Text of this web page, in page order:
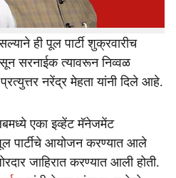
पाण्याची उधळपट्टी करणाऱ्या
असे आदेश सरनाईक यांनी दिले
ही पूल पार्टी शुक्रवारीच
सरनाईक त्यावरून निव्वळ
नरेंद्र मेहता यांनी दिले आहे.
एका इव्हेंट मॅनेजमेंट
पार्टीचे आयोजन करण्यात आले
जाहिरात करण्यात आली होती.